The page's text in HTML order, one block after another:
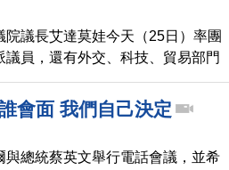
議長艾達莫娃今天（25日）率團
員，還有外交、科技、貿易部門
150人訪團，是有史以來，捷克
的縮小版。艾達莫娃表示，捷克
家之一，笑稱還有很多人都想來
會面 我們自己決定
總統蔡英文舉行電話會議，並希